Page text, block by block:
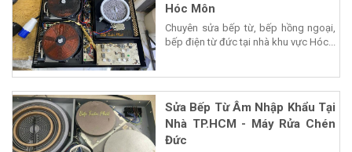
Hóc Môn
Chuyên sửa bếp từ, bếp hồng ngoại,
bếp điện từ đức tại nhà khu vực Hóc...
Sửa Bếp Từ Âm Nhập Khẩu Tại
Nhà TP.HCM - Máy Rửa Chén
Đức